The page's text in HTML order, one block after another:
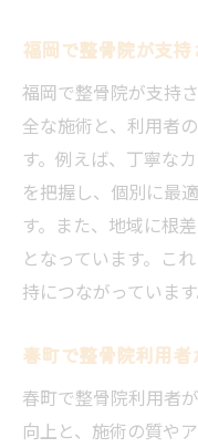
多忙な春町
整骨院が忙
春町で働く
整骨院の利
整骨院の
整体・整骨の
整骨院と整
春町の整骨
整体と整骨
福岡で整骨院が支
福岡で整骨院が支持
全な施術と、利用者
す。例えば、丁寧な
を把握し、個別に最
す。また、地域に根
となっています。こ
持につながっています
春町で整骨院利用
春町で整骨院利用者
向上と、施術の質や